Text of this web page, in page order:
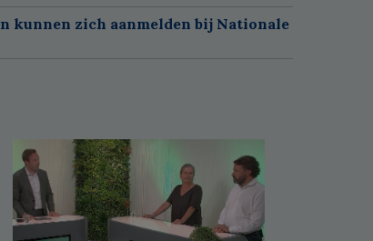
kunnen zich aanmelden bij Nationale